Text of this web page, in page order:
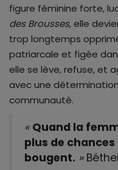
figure féminine forte,
des Brousses, elle
trop longtemps
patriarcale et figée
elle se lève, refuse, et
avec une
communauté.
« Quand la
plus de
bougent. »